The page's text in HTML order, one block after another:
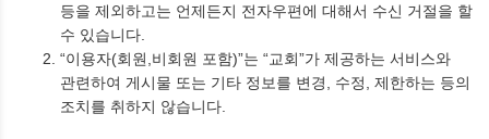
등을 제외하고는 언제든지 전자우편에 대해서 수신 거절을 할
수 있습니다.
“이용자(회원,비회원 포함)”는 “교회”가 제공하는 서비스와
관련하여 게시물 또는 기타 정보를 변경, 수정, 제한하는 등의
조치를 취하지 않습니다.